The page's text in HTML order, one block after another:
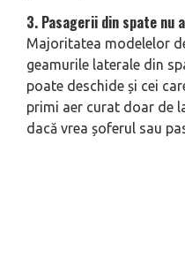
3. Pasagerii din spate nu
Majoritatea modelelor
geamurile laterale din
poate deschide și cei
primi aer curat doar de
dacă vrea șoferul sau